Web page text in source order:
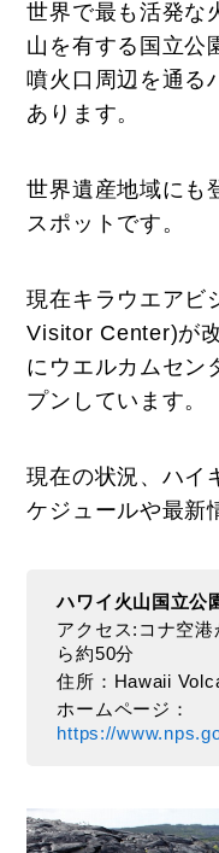
世界で最も活発な
山を有する国立公
噴火口周辺を通る
あります。
世界遺産地域にも
スポットです。
現在キラウエアビ
Visitor Center)が
にウエルカムセン
プンしています。
現在の状況、ハイ
ケジュールや最新
ハワイ火山国立公
アクセス:コナ空
ら約50分
住所：Hawaii
ホームページ：
https://